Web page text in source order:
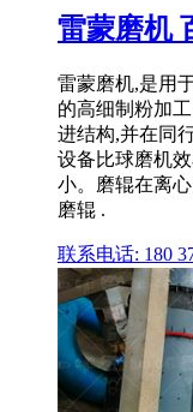
雷蒙磨机
雷蒙磨机,是用
的高细制粉加
进结构,并在同
设备比球磨机
小。磨辊在离
磨辊 .
联系电话: 180